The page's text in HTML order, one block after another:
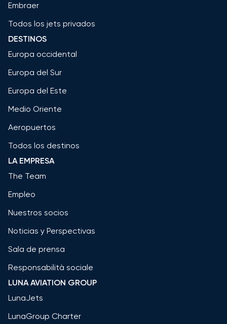
Embraer
Todos los jets privados
DESTINOS
Europa occidental
Europa del Sur
Europa del Este
Medio Oriente
Aeropuertos
Todos los destinos
LA EMPRESA
The Team
Empleo
Nuestros socios
Noticias y Perspectivas
Sala de prensa
Responsabilità sociale
LUNA AVIATION GROUP
LunaJets
LunaGroup Charter